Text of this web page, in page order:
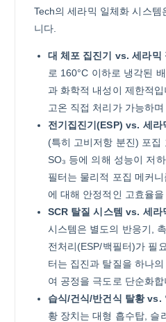
Tech의 세라믹 일체화 시스템
니다.
대 체포 집진기 vs. 세라믹
로 160°C 이하로 냉각된
과 화학적 내성이 제한적
고온 직접 처리가 가능하
전기집진기(ESP) vs. 세라
(특히 고비저항 분진) 포집
SO₃ 등에 의해 성능이 저
필터는 물리적 포집 메커
에 대해 안정적인 고효율을
SCR 탈질 시스템 vs. 세라
시스템은 별도의 반응기,
전처리(ESP/백필터)가 필
터는 집진과 탈질을 하나
여 공정을 극도로 단순화합
습식/건식/반건식 탈황 vs.
황 장치는 대형 흡수탑, 슬